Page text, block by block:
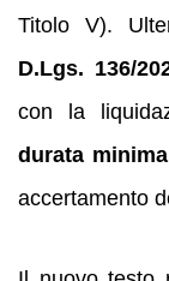
Titolo V).
D.Lgs. 136/
con la
durata
accertamento